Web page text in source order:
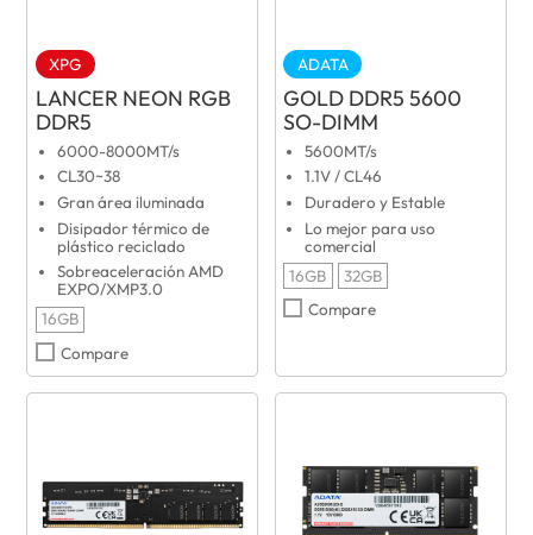
XPG
LANCER NEON RGB
DDR5
6000-8000MT/s
CL30~38
Gran área iluminada
Disipador térmico de
plástico reciclado
Sobreaceleración AMD
EXPO/XMP3.0
16GB
Compare
ADATA
GOLD DDR5 5600
SO-DIMM
5600MT/s
1.1V / CL46
Duradero y Estable
Lo mejor para uso
comercial
16GB
32GB
Compare